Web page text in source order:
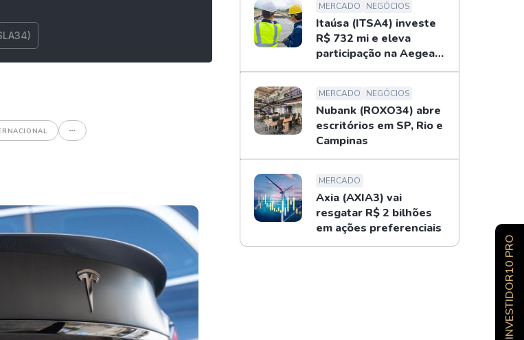
MERCADO NEGÓCIOS
Itaúsa (ITSA4) investe
R$ 732 mi e eleva
participação na Aegea
para 14%
MERCADO NEGÓCIOS
Nubank (ROXO34) abre
escritórios em SP, Rio e
Campinas
MERCADO
Axia (AXIA3) vai
resgatar R$ 2 bilhões
em ações preferenciais
INVESTIDOR10 PRO